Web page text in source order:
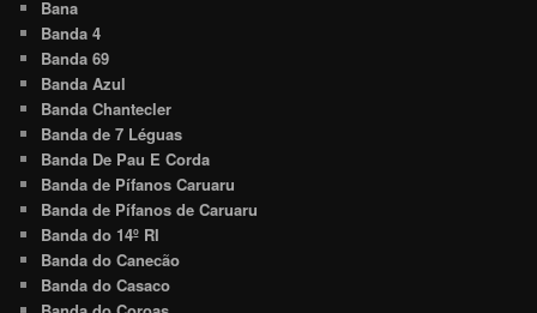
Bana
Banda 4
Banda 69
Banda Azul
Banda Chantecler
Banda de 7 Léguas
Banda De Pau E Corda
Banda de Pífanos Caruaru
Banda de Pífanos de Caruaru
Banda do 14º RI
Banda do Canecão
Banda do Casaco